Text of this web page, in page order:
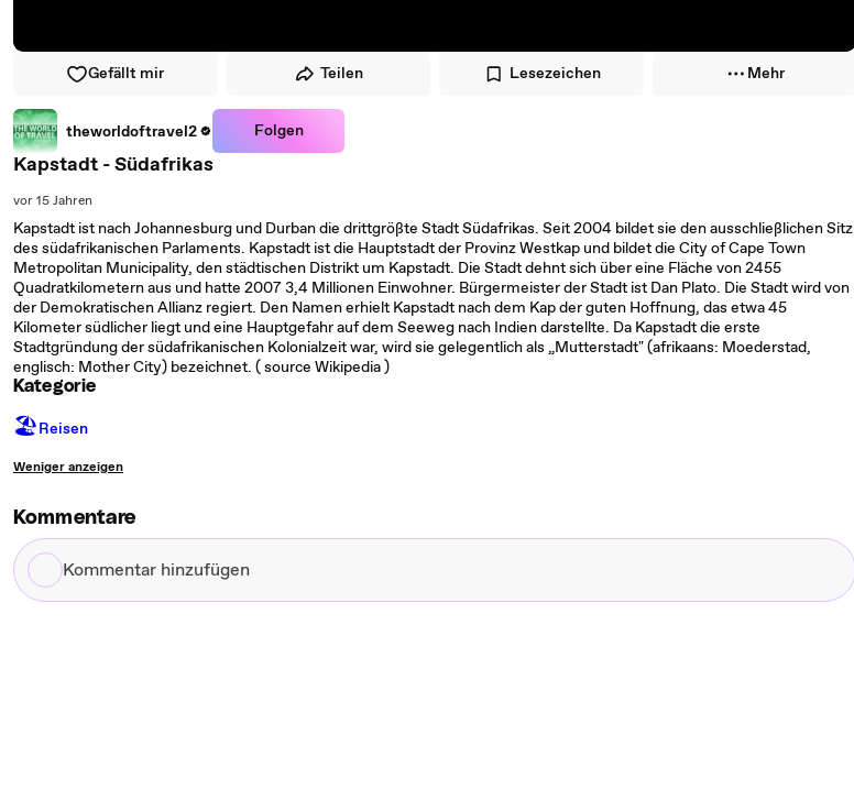
Gefällt mir Teilen Lesezeichen Mehr
theworldoftravel2 Folgen
Kapstadt - Südafrikas
vor 15 Jahren
Kapstadt ist nach Johannesburg und Durban die drittgrößte Stadt Südafrikas. Seit 2004 bildet sie den ausschließlichen Sitz
des südafrikanischen Parlaments. Kapstadt ist die Hauptstadt der Provinz Westkap und bildet die City of Cape Town
Metropolitan Municipality, den städtischen Distrikt um Kapstadt. Die Stadt dehnt sich über eine Fläche von 2455
Quadratkilometern aus und hatte 2007 3,4 Millionen Einwohner. Bürgermeister der Stadt ist Dan Plato. Die Stadt wird von
der Demokratischen Allianz regiert. Den Namen erhielt Kapstadt nach dem Kap der guten Hoffnung, das etwa 45
Kilometer südlicher liegt und eine Hauptgefahr auf dem Seeweg nach Indien darstellte. Da Kapstadt die erste
Stadtgründung der südafrikanischen Kolonialzeit war, wird sie gelegentlich als „Mutterstadt" (afrikaans: Moederstad,
englisch: Mother City) bezeichnet. ( source Wikipedia )
Kategorie
🏖Reisen
Weniger anzeigen
Kommentare
Kommentar
hinzufügen